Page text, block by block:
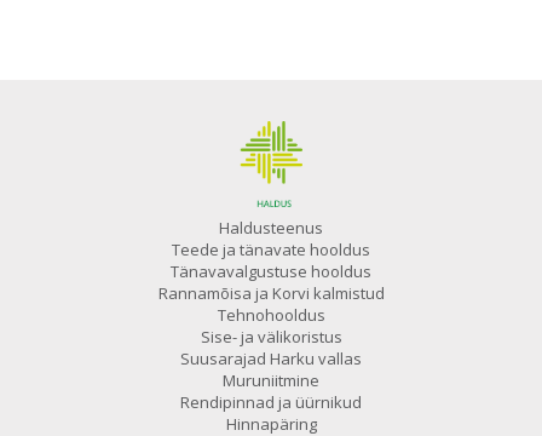
Haldusteenus
Teede ja tänavate hooldus
Tänavavalgustuse hooldus
Rannamõisa ja Korvi kalmistud
Tehnohooldus
Sise- ja välikoristus
Suusarajad Harku vallas
Muruniitmine
Rendipinnad ja üürnikud
Hinnapäring